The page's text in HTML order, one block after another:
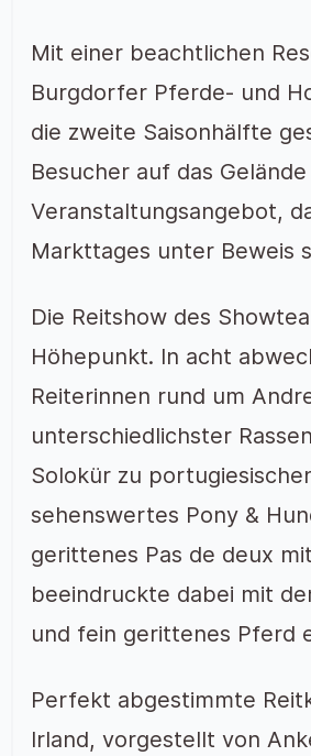
Mit einer beachtlichen
Burgdorfer Pferde- und
die zweite Saisonhälfte
Besucher auf das
Veranstaltungsangebot,
Markttages unter Beweis
Die Reitshow des
Höhepunkt. In acht
Reiterinnen rund um
unterschiedlichster
Solokür zu
sehenswertes Pony &
gerittenes Pas de deux
beeindruckte dabei mit
und fein gerittenes Pferd
Perfekt abgestimmte
Irland, vorgestellt von